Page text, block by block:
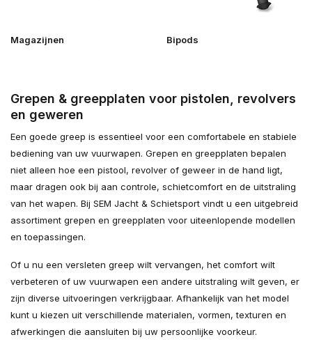
Magazijnen Bipods
Grepen & greepplaten voor pistolen, revolvers
en geweren
Een goede greep is essentieel voor een comfortabele en stabiele
bediening van uw vuurwapen. Grepen en greepplaten bepalen
niet alleen hoe een pistool, revolver of geweer in de hand ligt,
maar dragen ook bij aan controle, schietcomfort en de uitstraling
van het wapen. Bij SEM Jacht & Schietsport vindt u een uitgebreid
assortiment grepen en greepplaten voor uiteenlopende modellen
en toepassingen.
Of u nu een versleten greep wilt vervangen, het comfort wilt
verbeteren of uw vuurwapen een andere uitstraling wilt geven, er
zijn diverse uitvoeringen verkrijgbaar. Afhankelijk van het model
kunt u kiezen uit verschillende materialen, vormen, texturen en
afwerkingen die aansluiten bij uw persoonlijke voorkeur.